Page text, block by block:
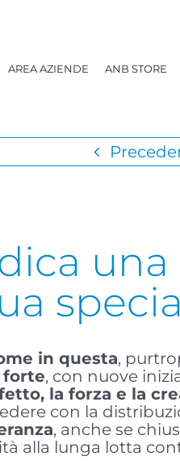
AREA AZIENDE ANB STORE
in questa,
forte, con nuove
la forza e la
con la
, anche se
alla lunga lotta